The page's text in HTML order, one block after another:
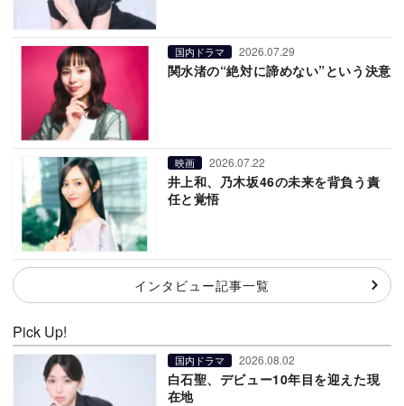
国内ドラマ 2026.07.29
関水渚の“絶対に諦めない”という決意
映画 2026.07.22
井上和、乃木坂46の未来を背負う責
任と覚悟
インタビュー記事一覧
Pick Up!
国内ドラマ 2026.08.02
白石聖、デビュー10年目を迎えた現
在地